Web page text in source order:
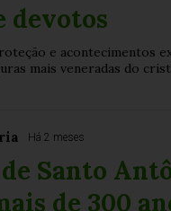
devotos
e acontecimentos
mais veneradas do
Há 2 meses
Santo
de 300